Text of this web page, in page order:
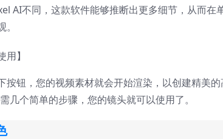
AI不同，这款软件能够推断出更多细节，从而在
用】
按钮，您的视频素材就会开始渲染，以创建精美
几个简单的步骤，您的镜头就可以使用了。